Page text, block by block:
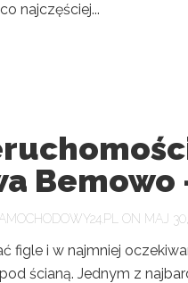
najczęściej...
ON MAJ
figle i w najmniej
ścianą. Jednym z